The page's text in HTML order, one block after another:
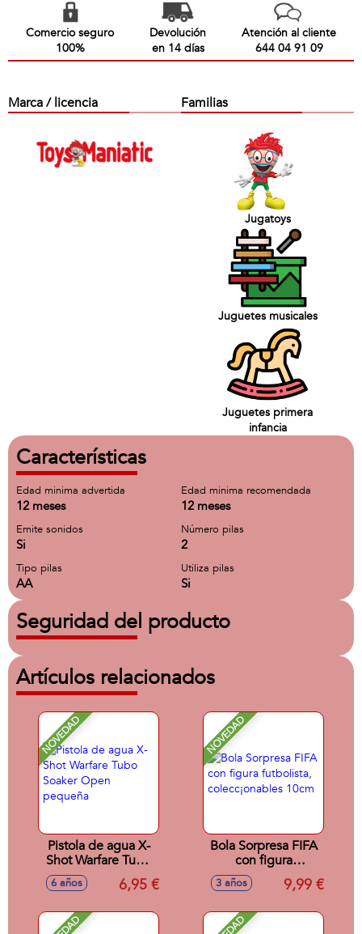
Comercio seguro
100%
Devolución
en 14 días
Atención al cliente
644 04 91 09
Marca / licencia Familias
Jugatoys
Juguetes musicales
Juguetes primera
infancia
Características
Edad minima advertida
12 meses
Edad minima recomendada
12 meses
Emite sonidos
Si
Número pilas
2
Tipo pilas
AA
Utiliza pilas
Si
Seguridad del producto
Artículos relacionados
NOVEDAD
Pistola de agua X-
Shot Warfare Tubo
Soaker Open
pequeña
6 años 6,95 €
NOVEDAD
Bola Sorpresa FIFA
con figura
futbolista,
colecc¡onables
3 años 9,99 €